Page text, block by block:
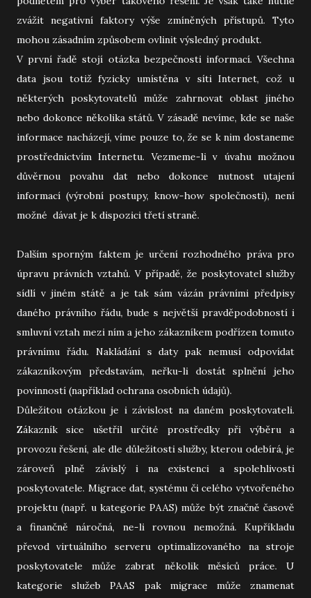
zvážit negativní faktory výše zmíněných přístupů. Tyto
mohou zásadním způsobem ovlinit výsledný produkt.
V první řadě stojí otázka bezpečnosti informací. Všechna
data jsou totiž fyzicky umístěna v síti Internet, což u
některých poskytovatelů může zahrnovat oblast jiného
nebo dokonce několika států. V zásadě nevíme, kde se naše
informace nacházejí, víme pouze to, že se k nim dostaneme
prostřednictvím Internetu. Vezmeme-li v úvahu možnou
důvěrnou povahu dat nebo dokonce nutnost utajení
informací (výrobní postupy, know-how společnosti), není
možné dávat je k dispozici třetí straně.
Dalším sporným faktem je určení rozhodného práva pro
úpravu právních vztahů. V případě, že poskytovatel služby
sídlí v jiném státě a je tak sám vázán právními předpisy
daného právního řádu, bude s největší pravděpodobností i
smluvní vztah mezi ním a jeho zákazníkem podřízen tomuto
právnímu řádu. Nakládání s daty pak nemusí odpovídat
zákazníkovým představám, neřku-li dostát splnění jeho
povinností (například ochrana osobních údajů).
Důležitou otázkou je i závislost na daném poskytovateli.
Zákazník sice ušetřil určité prostředky při výběru a
provozu řešení, ale dle důležitosti služby, kterou odebírá, je
zároveň plně závislý i na existenci a spolehlivosti
poskytovatele. Migrace dat, systému či celého vytvořeného
projektu (např. u kategorie PAAS) může být značně časově
a finančně náročná, ne-li rovnou nemožná. Kupříkladu
převod virtuálního serveru optimalizovaného na stroje
poskytovatele může zabrat několik měsíců práce. U
kategorie služeb PAAS pak migrace může znamenat